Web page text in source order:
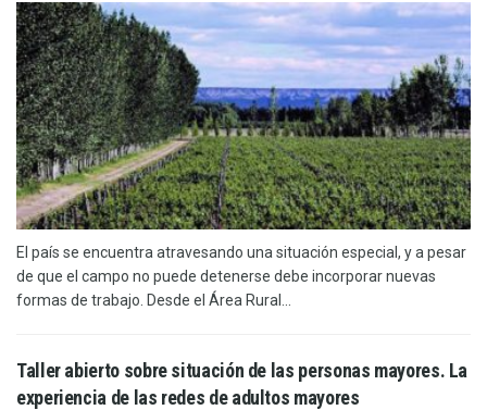
El país se encuentra atravesando una situación especial, y a pesar
de que el campo no puede detenerse debe incorporar nuevas
formas de trabajo. Desde el Área Rural...
Taller abierto sobre situación de las personas mayores. La
experiencia de las redes de adultos mayores